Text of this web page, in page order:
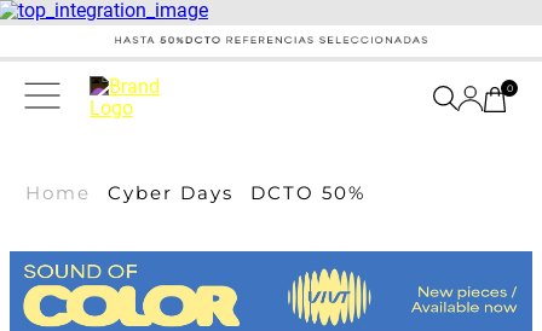
0
Home Cyber Days DCTO 50%